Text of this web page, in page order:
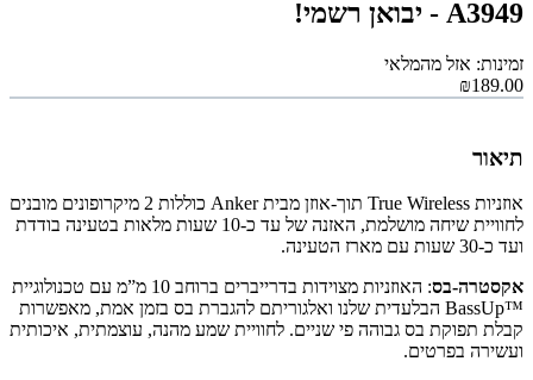
A3949 - יבואן רשמי!
זמינות: אזל מהמלאי
₪189.00
תיאור
אוזניות True Wireless תוך-אוזן מבית Anker כוללות 2 מיקרופונים מובנים
לחוויית שיחה מושלמת, האזנה של עד כ-10 שעות מלאות בטעינה בודדת
ועד כ-30 שעות עם מארז הטעינה.
אקסטרה-בס
: האוזניות מצוידות בדרייברים ברוחב 10 מ”מ עם טכנולוגיית
™BassUp הבלעדית שלנו ואלגוריתם להגברת בס בזמן אמת, מאפשרות
קבלת תפוקת בס גבוהה פי שניים. לחוויית שמע מהנה, עוצמתית, איכותית
ועשירה בפרטים.